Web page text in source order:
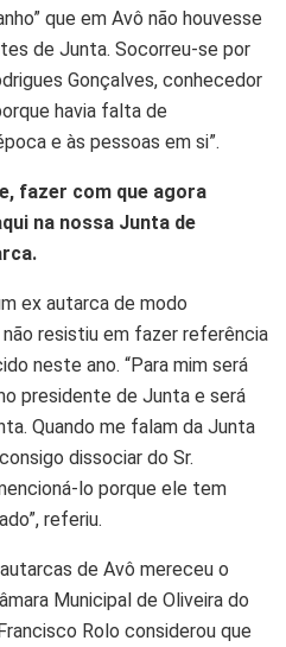
que em Avô não houvesse
de Junta. Socorreu-se por
Gonçalves, conhecedor
havia falta de
e às pessoas em si”.
fazer com que agora
na nossa Junta de
ex autarca de modo
resistiu em fazer referência
neste ano. “Para mim será
presidente de Junta e será
Quando me falam da Junta
dissociar do Sr.
lo porque ele tem
referiu.
de Avô mereceu o
Municipal de Oliveira do
Rolo considerou que